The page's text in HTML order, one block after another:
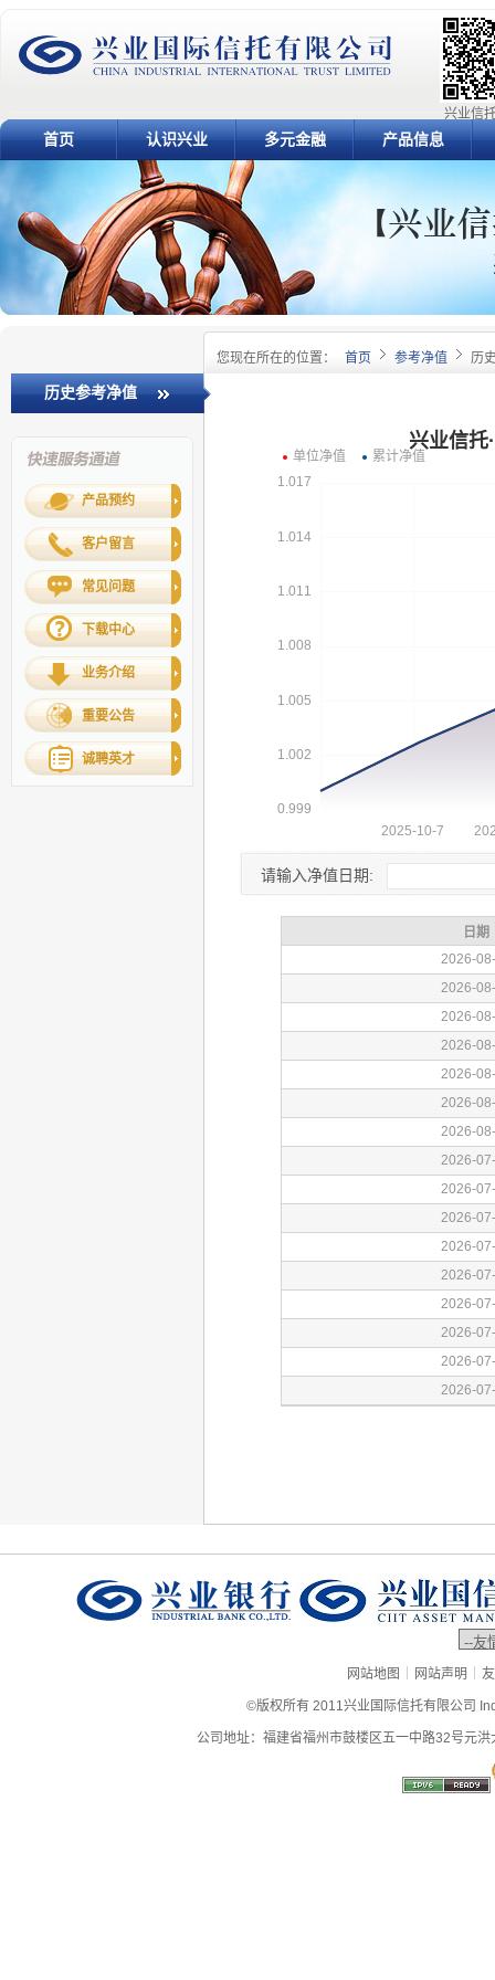
兴业信
首页 认识兴业 多元金融 产品信息
您现在所在的位置： 首页 参考净值 历
历史参考净值
产品预约
客户留言
常见问题
下载中心
业务介绍
重要公告
诚聘英才
请输入净值日期:
网站地图 | 网站声明 |
©版权所有 2011兴业国际信托有限公司
公司地址：福建省福州市鼓楼区五一中路32号元